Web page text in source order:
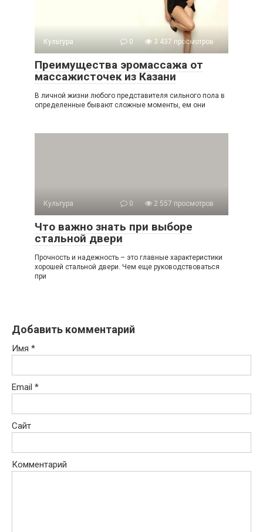
Культура 0 3 437 просмотров
Преимущества эромассажа от
массажисточек из Казани
В личной жизни любого представителя сильного пола в
определенные бывают сложные моменты, ем они
Культура 0 2 557 просмотров
Что важно знать при выборе
стальной двери
Прочность и надежность – это главные характеристики
хорошей стальной двери. Чем еще руководствоваться
при
Добавить комментарий
Имя *
Email *
Сайт
Комментарий